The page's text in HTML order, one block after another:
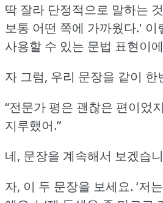
딱 잘라 단정적으로 말하는
보통 어떤 쪽에 가까웠다.' 이
사용할 수 있는 문법 표현이
자 그럼, 우리 문장을 같이 한
“전문가 평은 괜찮은 편이었
지루했어.”
네, 문장을 계속해서 보겠습
자, 이 두 문장을 보세요. ‘저